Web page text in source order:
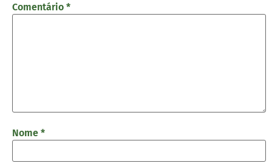
Comentário *
Nome *